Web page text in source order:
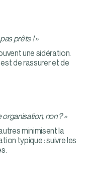
prêts ! »
une sidération.
est de rassurer et de
organisation, non ? »
minimisent la
typique : suivre les